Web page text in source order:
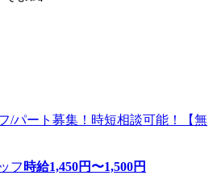
/パート募集！時短相談可能！【無
フ 時給1,450円〜1,500円